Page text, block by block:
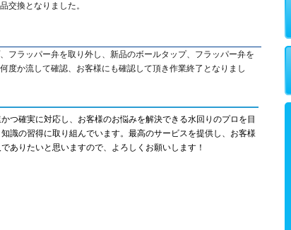
交換となりました。
フラッパー弁を取り外し、新品のボールタップ、フラッパー弁を
度か流して確認、お客様にも確認して頂き作業終了となりまし
つ確実に対応し、お客様のお悩みを解決できる水回りのプロを目
識の習得に取り組んでいます。最高のサービスを提供し、お客様
ありたいと思いますので、よろしくお願いします！